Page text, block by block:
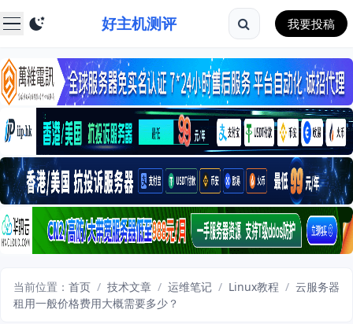
好主机测评 我要投稿
当前位置： 首页 / 技术文章 / 运维笔记 / Linux教程 / 云服务器
租用一般价格费用大概需要多少？